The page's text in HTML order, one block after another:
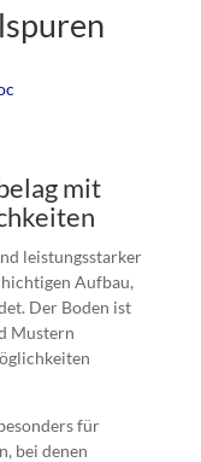
mit
leistungsstarker
Aufbau,
Der Boden ist
Mustern
für
bei denen